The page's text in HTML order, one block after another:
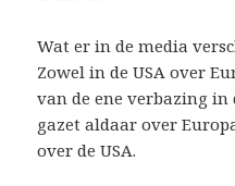
Wat er in de media
Zowel in de USA over
van de ene verbazing in
gazet aldaar over
over de USA.